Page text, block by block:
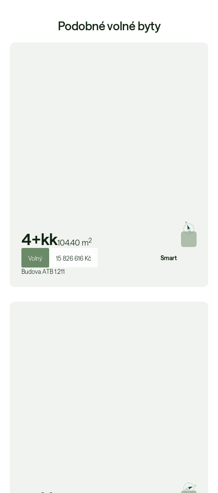
Podobné volné byty
4+kk104.40 m2
Volný 15 826 616 Kč
Smart
Budova ATB 1.211